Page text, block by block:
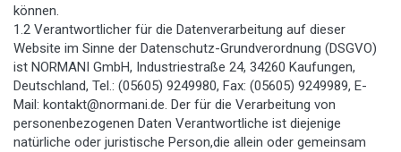
können.
1.2 Verantwortlicher für die Datenverarbeitung auf dieser
Website im Sinne der Datenschutz-Grundverordnung (DSGVO)
ist NORMANI GmbH, Industriestraße 24, 34260 Kaufungen,
Deutschland, Tel.: (05605) 9249980, Fax: (05605) 9249989, E-
Mail: kontakt@normani.de. Der für die Verarbeitung von
personenbezogenen Daten Verantwortliche ist diejenige
natürliche oder juristische Person,die allein oder gemeinsam